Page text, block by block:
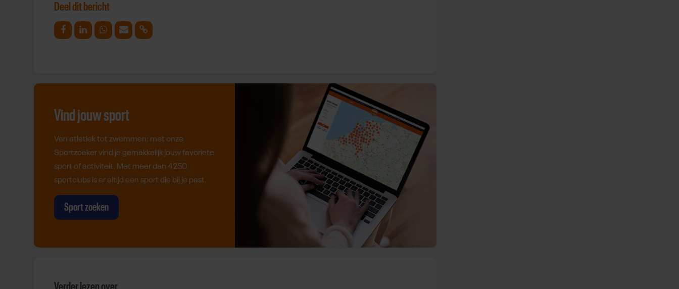
Deel dit bericht
Deel op Facebook
Deel op LinkedinDeel op Whatsapp
Mail link Kopieer link
Vind jouw sport
Van atletiek tot zwemmen: met onze
Sportzoeker vind je gemakkelijk jouw favoriete
sport of activiteit. Met meer dan 4250
sportclubs is er altijd een sport die bij je past.
Sport zoeken